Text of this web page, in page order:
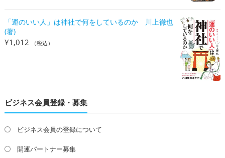
「運のいい人」は神社で何をしているのか 川上徹也
(著)
¥1,012 （税込）
ビジネス会員登録・募集
ビジネス会員の登録について
開運パートナー募集